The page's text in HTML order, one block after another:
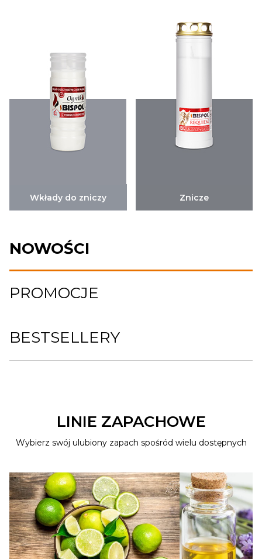
Wkłady do zniczy Znicze
NOWOŚCI
PROMOCJE
BESTSELLERY
LINIE ZAPACHOWE
Wybierz swój ulubiony zapach spośród wielu dostępnych